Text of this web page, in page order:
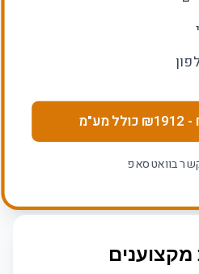
- ₪
1912 כולל מע"מ
בוואטסאפ